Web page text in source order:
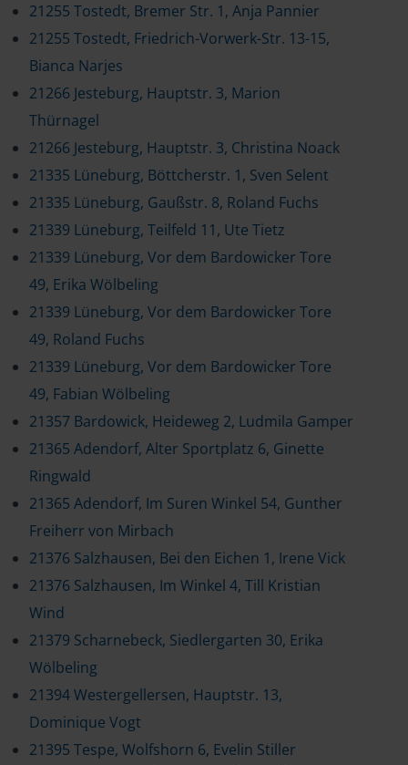
21255 Tostedt, Bremer Str. 1, Anja Pannier
21255 Tostedt, Friedrich-Vorwerk-Str. 13-15,
Bianca Narjes
21266 Jesteburg, Hauptstr. 3, Marion
Thürnagel
21266 Jesteburg, Hauptstr. 3, Christina Noack
21335 Lüneburg, Böttcherstr. 1, Sven Selent
21335 Lüneburg, Gaußstr. 8, Roland Fuchs
21339 Lüneburg, Teilfeld 11, Ute Tietz
21339 Lüneburg, Vor dem Bardowicker Tore
49, Erika Wölbeling
21339 Lüneburg, Vor dem Bardowicker Tore
49, Roland Fuchs
21339 Lüneburg, Vor dem Bardowicker Tore
49, Fabian Wölbeling
21357 Bardowick, Heideweg 2, Ludmila Gamper
21365 Adendorf, Alter Sportplatz 6, Ginette
Ringwald
21365 Adendorf, Im Suren Winkel 54, Gunther
Freiherr von Mirbach
21376 Salzhausen, Bei den Eichen 1, Irene Vick
21376 Salzhausen, Im Winkel 4, Till Kristian
Wind
21379 Scharnebeck, Siedlergarten 30, Erika
Wölbeling
21394 Westergellersen, Hauptstr. 13,
Dominique Vogt
21395 Tespe, Wolfshorn 6, Evelin Stiller